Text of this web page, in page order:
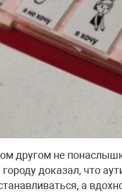
другом не
доказал, что
а